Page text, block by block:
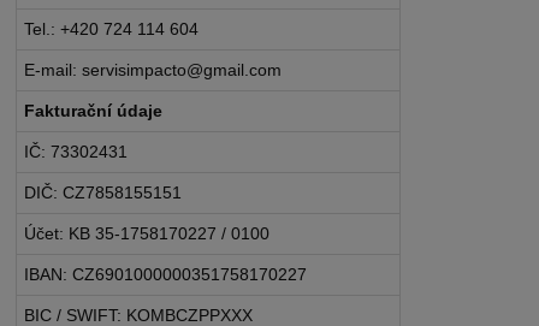
Tel.: +420 724 114 604
E-mail: servisimpacto@gmail.com
Fakturační údaje
IČ: 73302431
DIČ: CZ7858155151
Účet: KB 35-1758170227 / 0100
IBAN: CZ6901000000351758170227
BIC / SWIFT: KOMBCZPPXXX